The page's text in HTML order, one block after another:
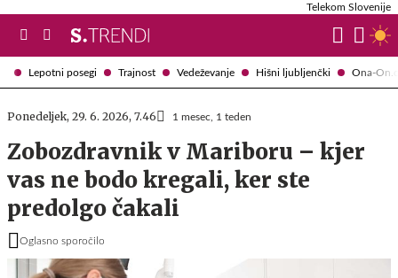
Lepotni posegi Trajnost Vedeževanje Hišni ljubljenčki Ona-
Telekom Slovenije
Ponedeljek, 29. 6. 2026, 7.46 1 mesec, 1 teden
Zobozdravnik v Mariboru – kjer
vas ne bodo kregali, ker ste
predolgo čakali
Oglasno sporočilo